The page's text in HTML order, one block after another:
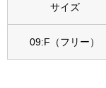
ーブルウェア
サイズ
09:F（フリー）